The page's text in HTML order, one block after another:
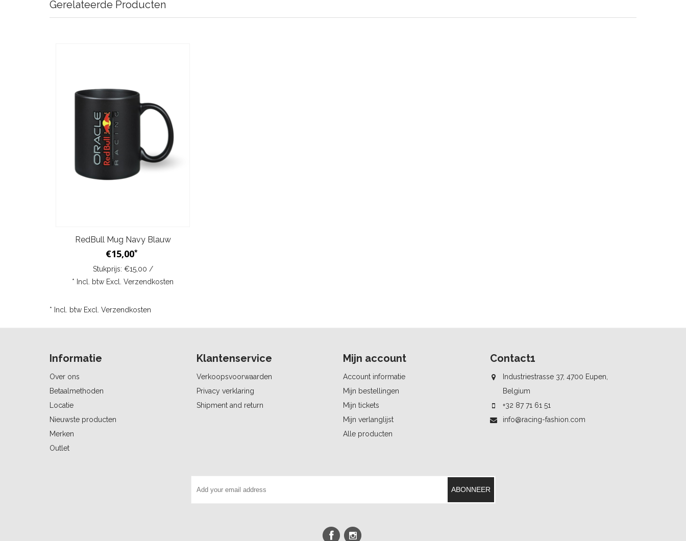
Gerelateerde Producten
RedBull Mug Navy Blauw
€15,00*
Stukprijs: €15,00 /
* Incl. btw Excl. Verzendkosten
* Incl. btw Excl. Verzendkosten
Informatie
Over ons
Betaalmethoden
Locatie
Nieuwste producten
Merken
Outlet
Klantenservice
Verkoopsvoorwaarden
Privacy verklaring
Shipment and return
Mijn account
Account informatie
Mijn bestellingen
Mijn tickets
Mijn verlanglijst
Alle producten
Contact1
Industriestrasse 37, 4700 Eupen,
Belgium
+32 87 71 61 51
info@racing-fashion.com
ABONNEER